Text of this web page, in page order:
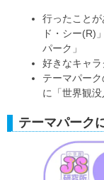
行ったこと
ド・シー(R)
パーク」
好きなキャ
テーマパー
に「世界観
テーマパーク